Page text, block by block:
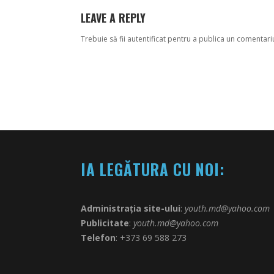
LEAVE A REPLY
Trebuie să fii autentificat pentru a publica un
IA LEGĂTURA CU NOI:
Administrația site-ului: youth.md@yahoo.com
Publicitate: youth.md@yahoo.com
Telefon: +373 69 588 273